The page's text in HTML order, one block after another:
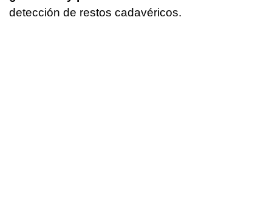
detección de restos cadavéricos.